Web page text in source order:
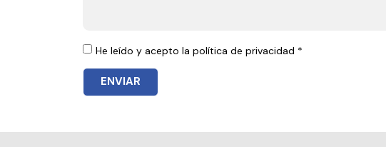
He leído y acepto la política de privacidad *
ENVIAR